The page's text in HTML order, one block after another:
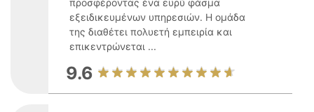
προσφέροντας ένα ευρύ φάσμα
εξειδικευμένων υπηρεσιών. Η ομάδα
της διαθέτει πολυετή εμπειρία και
επικεντρώνεται ...
9.6